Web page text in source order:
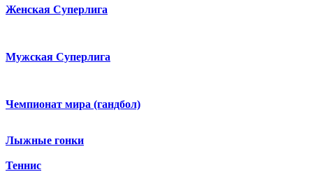
Женская Суперлига
Мужская Суперлига
Чемпионат мира (гандбол)
Лыжные гонки
Теннис